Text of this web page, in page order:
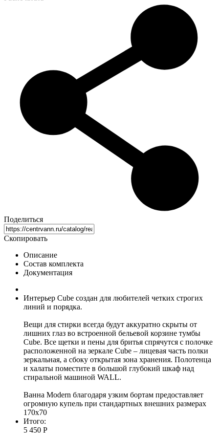
Поделиться
Скопировать
Описание
Состав комплекта
Документация
Интерьер Cube создан для любителей четких строгих
линий и порядка.
Вещи для стирки всегда будут аккуратно скрыты от
лишних глаз во встроенной бельевой корзине тумбы
Сube. Все щетки и пены для бритья спрячутся с полочке
расположенной на зеркале Cube – лицевая часть полки
зеркальная, а сбоку открытая зона хранения. Полотенца
и халаты поместите в большой глубокий шкаф над
стиральной машиной WALL.
Ванна Мodern благодаря узким бортам предоставляет
огромную купель при стандартных внешних размерах
170х70
Итого:
5 450 Р